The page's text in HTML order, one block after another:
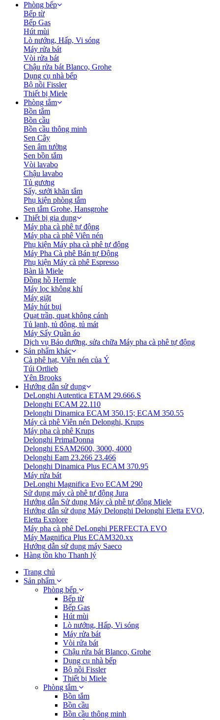
Phòng bếp
Bếp từ
Bếp Gas
Hút mùi
Lò nướng, Hấp, Vi sóng
Máy rửa bát
Vòi rửa bát
Chậu rửa bát Blanco, Grohe
Dụng cụ nhà bếp
Bộ nồi Fissler
Thiết bị Miele
Phòng tắm
Bồn tắm
Bồn cầu
Bồn cầu thông minh
Sen Cây
Sen âm tường
Sen bồn tắm
Vòi lavabo
Chậu lavabo
Tủ gương
Sấy, sưởi khăn tắm
Phụ kiện phòng tắm
Sen tắm Grohe, Hansgrohe
Thiết bị gia dụng
Máy pha cà phê tự động
Máy pha cà phê Viên nén
Phụ kiện Máy pha cà phê tự động
Máy Pha Cà phê Bán tự Động
Phụ kiện Máy cà phê Espresso
Bàn là Miele
Đồng hồ Hermle
Máy lọc không khí
Máy giặt
Máy hút bụi
Quạt trần, quạt không cánh
Tủ lạnh, tủ đông, tủ mát
Máy Sấy Quần áo
Dịch vụ Bảo dưỡng, sửa chữa Máy pha cà phê tự động
Sản phẩm khác
Cà phê hạt, Viên nén của Ý
Túi Ortlieb
Yên Brooks
Hướng dẫn sử dụng
DeLonghi Autentica ETAM 29.666.S
Delonghi ECAM 22.110
Delonghi Dinamica ECAM 350.15; ECAM 350.55
Máy cà phê Viên nén Delonghi, Krups
Máy pha cà phê Krups
Delonghi PrimaDonna
Delonghi ESAM2600, 3000, 4000
Delonghi Eam 23.266 23.466
Delonghi Dinamica Plus ECAM 370.95
Máy rửa bát
DeLonghi Magnifica Evo ECAM 290
Sử dụng máy cà phê tự động Jura
Hướng dẫn Sử dụng Máy cà phê tự động Miele
Hướng dẫn sử dụng Máy Delonghi Delonghi Eletta EVO,
Eletta Explore
Máy pha cà phê DeLonghi PERFECTA EVO
Máy Magnifica Plus ECAM320.xx
Hướng dẫn sử dụng máy Saeco
Hàng tồn kho Thanh lý
Trang chủ
Sản phẩm
Phòng bếp
Bếp từ
Bếp Gas
Hút mùi
Lò nướng, Hấp, Vi sóng
Máy rửa bát
Vòi rửa bát
Chậu rửa bát Blanco, Grohe
Dụng cụ nhà bếp
Bộ nồi Fissler
Thiết bị Miele
Phòng tắm
Bồn tắm
Bồn cầu
Bồn cầu thông minh